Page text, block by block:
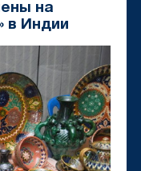
на
в Индии